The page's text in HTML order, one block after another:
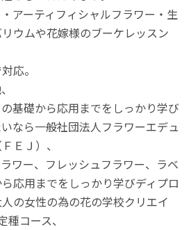
アーティフィシャルフラワー・生
ウムや花嫁様のブーケレッスン
応。
基礎から応用までをしっかり学び
なら一般社団法人フラワーエデュ
ＥＪ）、
ワー、フレッシュフラワー、ラベ
応用までをしっかり学びディプロ
の女性の為の花の学校クリエイ
種コース、